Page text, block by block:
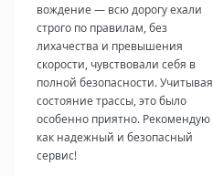
вождение — всю дорогу ехали
строго по правилам, без
лихачества и превышения
скорости, чувствовали себя в
полной безопасности. Учитывая
состояние трассы, это было
особенно приятно. Рекомендую
как надежный и безопасный
сервис!